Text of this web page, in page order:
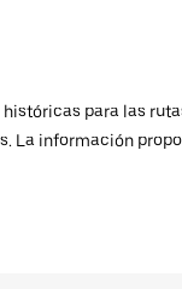
para las
información